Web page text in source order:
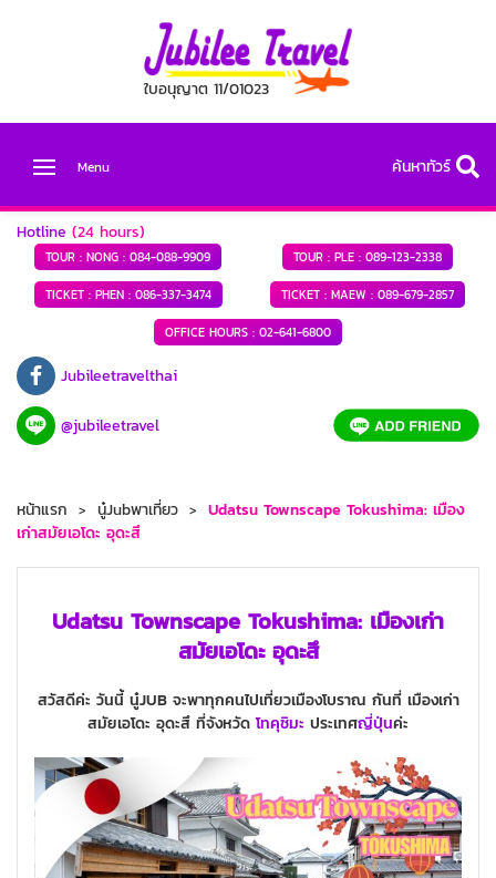
ใบอนุญาต 11/01023
Menu ค้นหาทัวร์
Hotline (24 hours)
TOUR : NONG : 084-088-9909 TOUR : PLE : 089-123-2338
TICKET : PHEN :086-337-3474 TICKET : MAEW : 089-679-2857
OFFICE HOURS : 02-641-6800
Jubileetravelthai
@jubileetravel
หน้าแรก นู๋Jubพาเที่ยว
Udatsu Townscape Tokushima: เมือง
เก่าสมัยเอโดะ อุดะสึ
Udatsu Townscape Tokushima: เมืองเก่า
สมัยเอโดะ อุดะสึ
สวัสดีค่ะ วันนี้ นู๋JUB จะพาทุกคนไปเที่ยวเมืองโบราณ กันที่ เมืองเก่า
สมัยเอโดะ อุดะสึ ที่จังหวัดโทคุชิมะ ประเทศญี่ปุ่นค่ะ